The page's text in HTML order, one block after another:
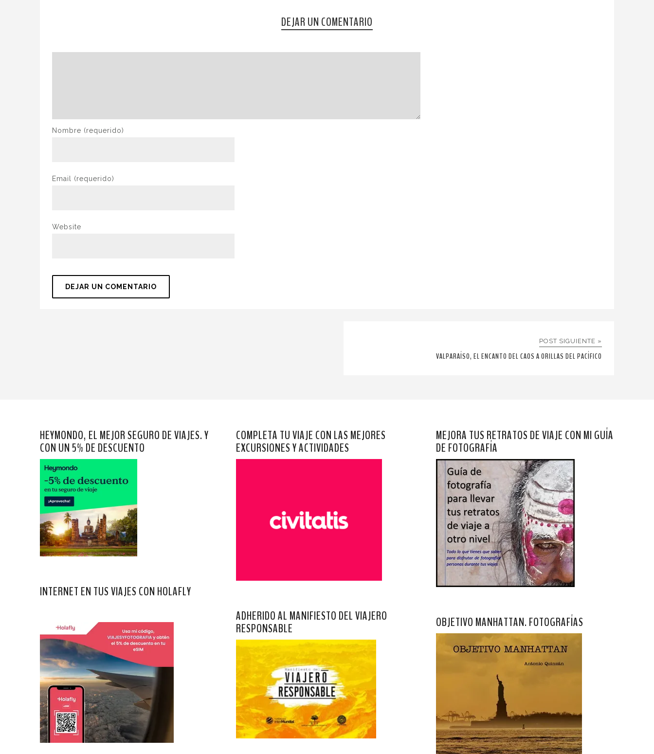
DEJAR UN COMENTARIO
Nombre (requerido)
Email (requerido)
Website
POST SIGUIENTE »
VALPARAÍSO, EL ENCANTO DEL CAOS A ORILLAS DEL PACÍFICO
HEYMONDO, EL MEJOR SEGURO DE VIAJES. Y
CON UN 5% DE DESCUENTO
INTERNET EN TUS VIAJES CON HOLAFLY
COMPLETA TU VIAJE CON LAS MEJORES
EXCURSIONES Y ACTIVIDADES
ADHERIDO AL MANIFIESTO DEL VIAJERO
RESPONSABLE
MEJORA TUS RETRATOS DE VIAJE CON MI GUÍA
DE FOTOGRAFÍA
OBJETIVO MANHATTAN. FOTOGRAFÍAS